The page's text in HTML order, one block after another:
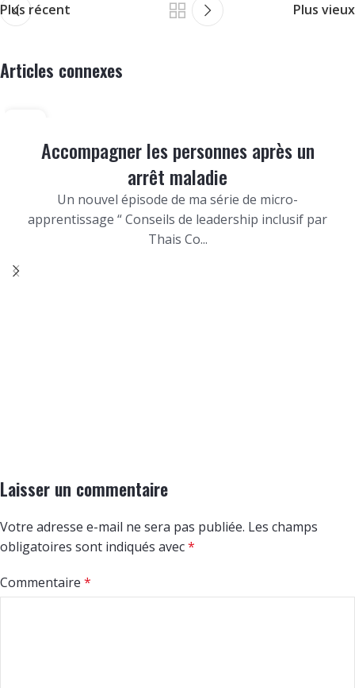
Plus récent Plus vieux
Articles connexes
Accompagner les personnes après un
arrêt maladie
Un nouvel épisode de ma série de micro-
apprentissage “ Conseils de leadership inclusif par
Thais Co...
Laisser un commentaire
Votre adresse e-mail ne sera pas publiée. Les champs
obligatoires sont indiqués avec*
Commentaire *